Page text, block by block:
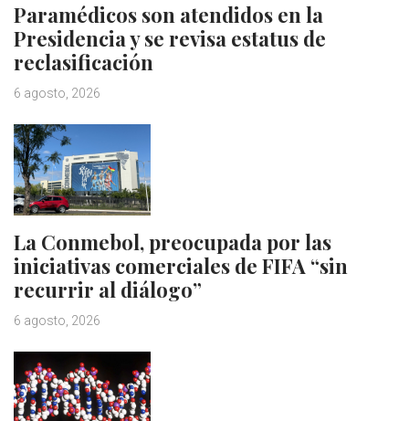
Paramédicos son atendidos en la
Presidencia y se revisa estatus de
reclasificación
6 agosto, 2026
La Conmebol, preocupada por las
iniciativas comerciales de FIFA “sin
recurrir al diálogo”
6 agosto, 2026